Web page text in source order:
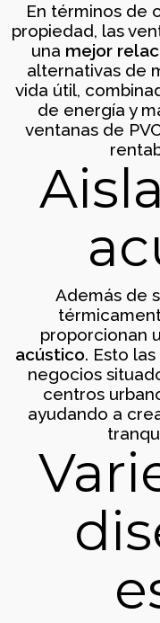
División
En términos de
propiedad, las
una mejor
alternativas de
vida útil,
de energía y
ventanas de
Además de
proporcionan
acústico. Esto
negocios
centros
ayudando a